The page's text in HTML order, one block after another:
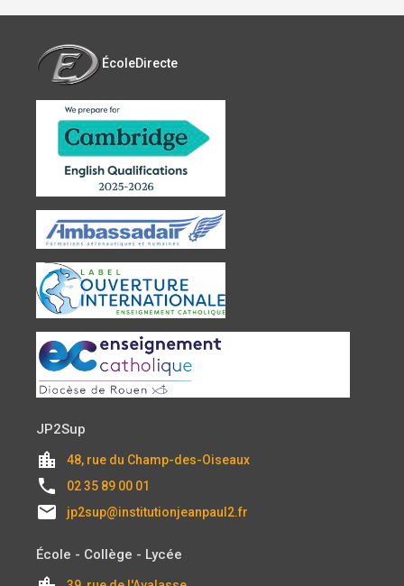
ÉcoleDirecte
JP2Sup
location_city 48, rue du Champ-des-Oiseaux
local_phone 02 35 89 00 01
email jp2sup@institutionjeanpaul2.fr
École - Collège - Lycée